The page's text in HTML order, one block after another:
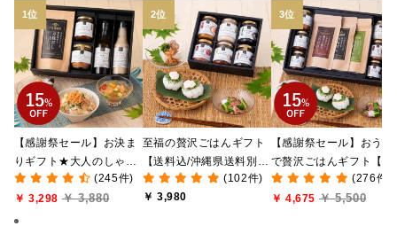
【感謝祭セール】お決ま
りギフト★大人のしゃけ
しゃけめんたい入り【送
料込/沖縄県送料別途】
【化粧箱包装付】
(245件)
￥ 3,298 ￥ 3,880
至福の贅沢ごはんギフト
【送料込/沖縄県送料別
途】【化粧箱包装付/オン
ライン限定】
(102件)
￥ 3,980
【感謝祭セール】おうち
で贅沢ごはんギフト【送
料無料/沖縄県送料別途】
【化粧箱包装付/オンライ
(276件)
￥ 4,675 ￥ 5,500